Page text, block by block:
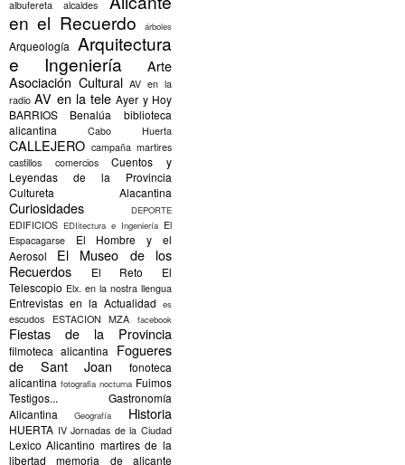
albufereta alcaldes
en el Recuerdo
árboles
Arqueología Arquitectura
e Ingeniería
Arte
Asociación Cultural AV en la
radio AV en la tele Ayer y Hoy
BARRIOS
Benalúa
biblioteca
alicantina
Cabo Huerta
CALLEJERO campaña martires
castillos
comercios
Cuentos y
Leyendas de la Provincia
Cultureta Alacantina
Curiosidades DEPORTE
EDIFICIOS EDIitectura e Ingeniería El
Espacagarse
El Hombre y el
Aerosol
El Museo de los
Recuerdos
El Reto
El
Telescopio Elx. en la nostra llengua
Entrevistas en la Actualidad es
escudos ESTACION MZA facebook
Fiestas de la Provincia
filmoteca alicantina
Fogueres
de Sant Joan
fonoteca
alicantina fotografia nocturna Fuimos
Testigos...
Gastronomía
Alicantina
Geografía Historia
HUERTA IV Jornadas de la Ciudad
Lexico Alicantino martires de la
libertad
memoria de alicante